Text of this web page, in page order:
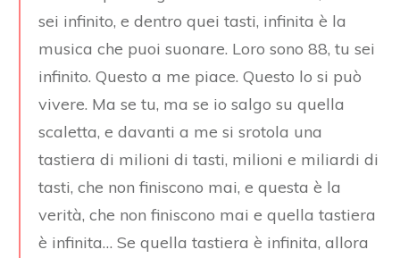
sei infinito, e dentro quei tasti, infinita è la
musica che puoi suonare. Loro sono 88, tu sei
infinito. Questo a me piace. Questo lo si può
vivere. Ma se tu, ma se io salgo su quella
scaletta, e davanti a me si srotola una
tastiera di milioni di tasti, milioni e miliardi di
tasti, che non finiscono mai, e questa è la
verità, che non finiscono mai e quella tastiera
è infinita… Se quella tastiera è infinita, allora